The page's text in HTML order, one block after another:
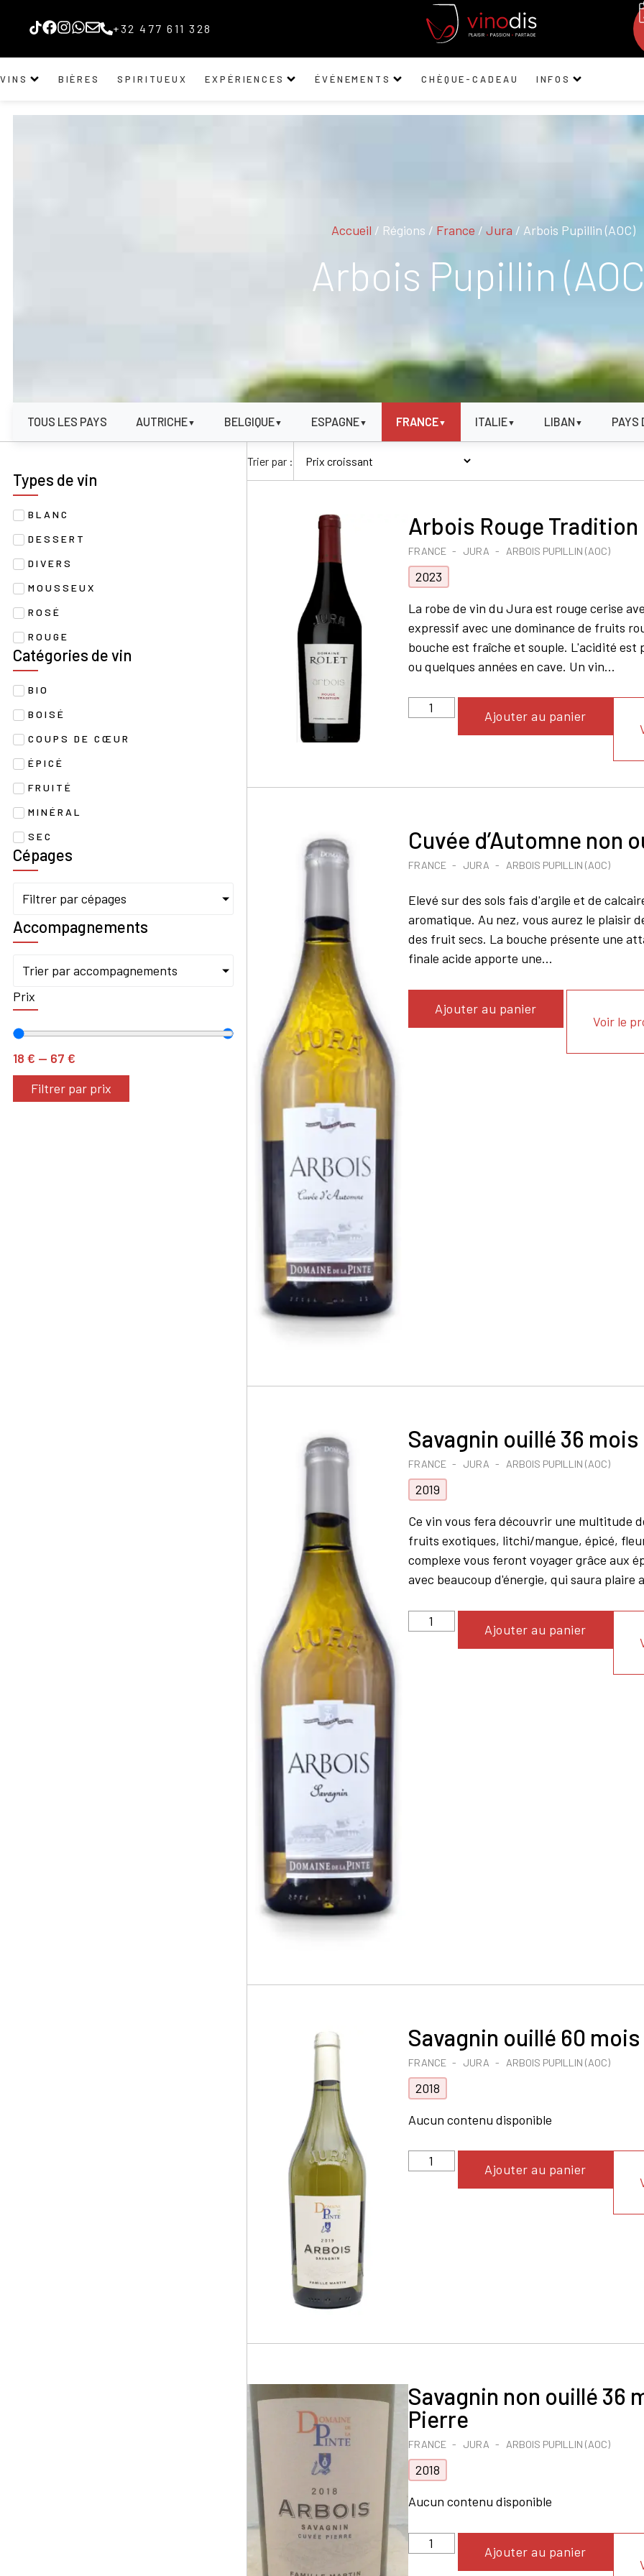
+32 477 611 328
VINS BIÈRES SPIRITUEUX EXPÉRIENCES ÉVÉNEMENTS CHÈQUE-CADEAU INFOS
Accueil / Régions / France / Jura / Arbois Pupillin (AOC)
Arbois Pupillin
TOUS LES PAYS AUTRICHE▼ BELGIQUE▼ ESPAGNE▼ FRANCE▼ ITALIE▼ LIBAN ▼ PAYS
Types de vin
BLANC
DESSERT
DIVERS
MOUSSEUX
ROSÉ
ROUGE
Catégories de vin
BIO
BOISÉ
COUPS DE CŒUR
ÉPICÉ
FRUITÉ
MINÉRAL
SEC
Cépages
Filtrer par cépages
Accompagnements
Trier par accompagnements
Prix
18 € — 67 €
Filtrer par prix
Trier par :
Arbois Rouge Tradition
FRANCE JURA ARBOIS PUPILLIN (AOC)
2023
La robe de vin du Jura est rouge cerise
expressif avec une dominance de fruits
bouche est fraîche et souple. L'acidité est
ou quelques années en cave. Un vin...
Ajouter au panier
Cuvée d’Automne non
FRANCE JURA ARBOIS PUPILLIN (AOC)
Elevé sur des sols fais d'argile et de
aromatique. Au nez, vous aurez le plaisir
des fruit secs. La bouche présente une
finale acide apporte une...
Ajouter au panier
Voir le
Savagnin ouillé 36 mois
FRANCE JURA ARBOIS PUPILLIN (AOC)
2019
Ce vin vous fera découvrir une multitude
fruits exotiques, litchi/mangue, épicé,
complexe vous feront voyager grâce aux
avec beaucoup d'énergie, qui saura plaire
Ajouter au panier
Savagnin ouillé 60 mois
FRANCE JURA ARBOIS PUPILLIN (AOC)
2018
Aucun contenu disponible
Ajouter au panier
Savagnin non ouillé 36
Pierre
FRANCE JURA ARBOIS PUPILLIN (AOC)
2018
Aucun contenu disponible
Ajouter au panier